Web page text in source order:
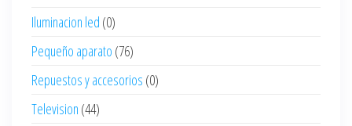
Iluminacion led (0)
Pequeño aparato (76)
Repuestos y accesorios (0)
Television (44)